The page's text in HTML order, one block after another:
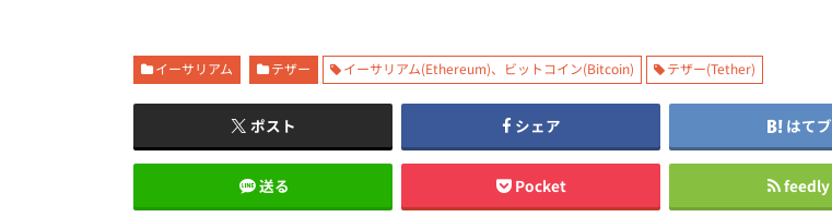
イーサリアム テザー イーサリアム(Ethereum)、ビットコイン(Bitcoin) テザー(Tether)
ポスト シェア はてブ
送る Pocket feedly